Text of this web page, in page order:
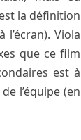
la définition
Viola
que ce film
est à
l’équipe (en